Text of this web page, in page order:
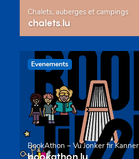
Chalets, auberges et campings
chalets.lu
Evenements
BookAthon – Vu Jonker fir Kanner
bookathon.lu